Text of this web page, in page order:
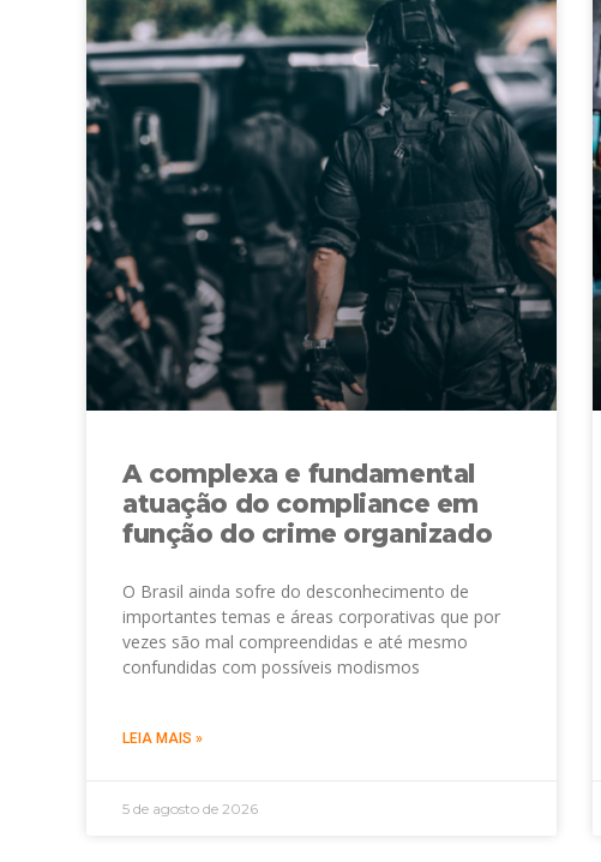
A complexa e fundamental
atuação do compliance em
função do crime organizado
O Brasil ainda sofre do desconhecimento de
importantes temas e áreas corporativas que por
vezes são mal compreendidas e até mesmo
confundidas com possíveis modismos
LEIA MAIS »
5 de agosto de 2026